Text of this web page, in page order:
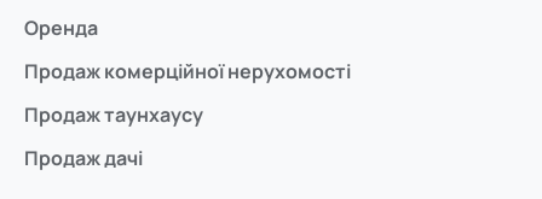
Оренда
Продаж комерційної нерухомості
Продаж таунхаусу
Продаж дачі